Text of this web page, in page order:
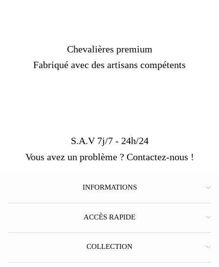
Chevalières premium
Fabriqué avec des artisans compétents
S.A.V 7j/7 - 24h/24
Vous avez un problème ? Contactez-nous !
INFORMATIONS
ACCÈS RAPIDE
COLLECTION